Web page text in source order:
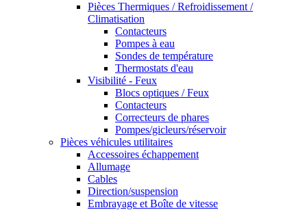
Pièces Thermiques / Refroidissement /
Climatisation
Contacteurs
Pompes à eau
Sondes de température
Thermostats d'eau
Visibilité - Feux
Blocs optiques / Feux
Contacteurs
Correcteurs de phares
Pompes/gicleurs/réservoir
Pièces véhicules utilitaires
Accessoires échappement
Allumage
Cables
Direction/suspension
Embrayage et Boîte de vitesse